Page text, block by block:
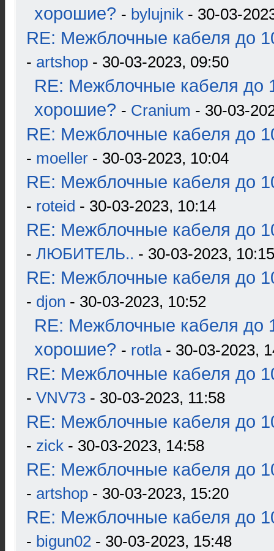
хорошие? - bylujnik - 30-03-
RE: Межблочные кабеля до
- artshop - 30-03-2023, 09:50
RE: Межблочные кабеля до
хорошие? - Cranium - 30-03-
RE: Межблочные кабеля до
- moeller - 30-03-2023, 10:04
RE: Межблочные кабеля до
- roteid - 30-03-2023, 10:14
RE: Межблочные кабеля до
- ЛЮБИТЕЛЬ.. - 30-03-2023, 10:15
RE: Межблочные кабеля до
- djon - 30-03-2023, 10:52
RE: Межблочные кабеля до
хорошие? - rotla- 30-03-2023,
RE: Межблочные кабеля до
- VNV73 - 30-03-2023, 11:58
RE: Межблочные кабеля до
- zick - 30-03-2023, 14:58
RE: Межблочные кабеля до
- artshop - 30-03-2023, 15:20
RE: Межблочные кабеля до
- bigun02 - 30-03-2023, 15:48